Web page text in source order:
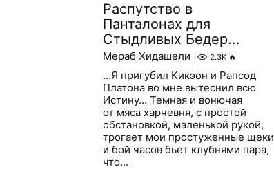
Распутство в
Панталонах для
Стыдливых Бедер...
Мераб Хидашели 2.3K 🔥
…Я пригубил Кикэон и Рапсод
Платона во мне вытеснил всю
Истину… Темная и вонючая
от мяса харчевня, с простой
обстановкой, маленькой рукой,
трогает мои простуженные щеки
и бой часов бьет клубнями пара,
что...